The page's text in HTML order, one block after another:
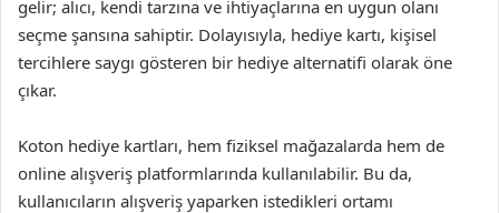
gelir; alıcı, kendi tarzına ve ihtiyaçlarına en uygun olanı
seçme şansına sahiptir. Dolayısıyla, hediye kartı, kişisel
tercihlere saygı gösteren bir hediye alternatifi olarak öne
çıkar.
Koton hediye kartları, hem fiziksel mağazalarda hem de
online alışveriş platformlarında kullanılabilir. Bu da,
kullanıcıların alışveriş yaparken istedikleri ortamı